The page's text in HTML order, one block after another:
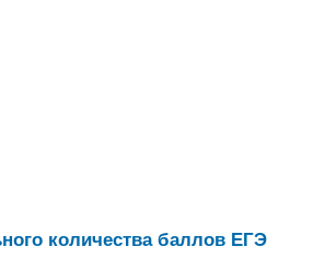
количества баллов ЕГЭ